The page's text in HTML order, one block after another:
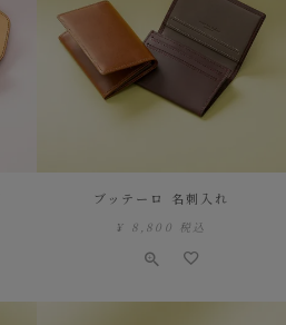
ブッテーロ 名刺入れ
¥ 8,800 税込